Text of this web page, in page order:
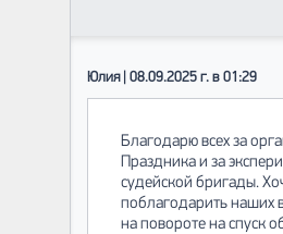
Юлия | 08.09.2025 г. в 01:29
Благодарю всех за
Праздника и за
судейской бригады.
поблагодарить наших
на повороте на спуск